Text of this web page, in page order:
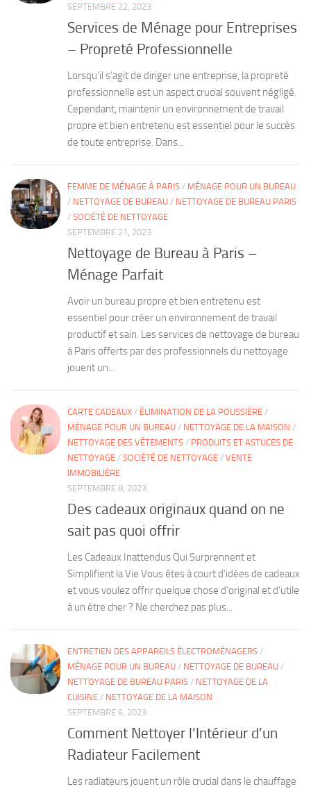
SEPTEMBRE 22, 2023
Services de Ménage pour Entreprises
– Propreté Professionnelle
Lorsqu’il s’agit de diriger une entreprise, la propreté
professionnelle est un aspect crucial souvent négligé.
Cependant, maintenir un environnement de travail
propre et bien entretenu est essentiel pour le succès
de toute entreprise. Dans...
FEMME DE MÉNAGE À PARIS / MÉNAGE POUR UN BUREAU
/ NETTOYAGE DE BUREAU / NETTOYAGE DE BUREAU PARIS
/ SOCIÉTÉ DE NETTOYAGE
SEPTEMBRE 21, 2023
Nettoyage de Bureau à Paris –
Ménage Parfait
Avoir un bureau propre et bien entretenu est
essentiel pour créer un environnement de travail
productif et sain. Les services de nettoyage de bureau
à Paris offerts par des professionnels du nettoyage
jouent un...
CARTE CADEAUX / ÉLIMINATION DE LA POUSSIÈRE /
MÉNAGE POUR UN BUREAU / NETTOYAGE DE LA MAISON /
NETTOYAGE DES VÊTEMENTS / PRODUITS ET ASTUCES DE
NETTOYAGE / SOCIÉTÉ DE NETTOYAGE / VENTE
IMMOBILIÈRE
SEPTEMBRE 8, 2023
Des cadeaux originaux quand on ne
sait pas quoi offrir
Les Cadeaux Inattendus Qui Surprennent et
Simplifient la Vie Vous êtes à court d’idées de cadeaux
et vous voulez offrir quelque chose d’original et d’utile
à un être cher ? Ne cherchez pas plus...
ENTRETIEN DES APPAREILS ÉLECTROMÉNAGERS /
MÉNAGE POUR UN BUREAU / NETTOYAGE DE BUREAU /
NETTOYAGE DE BUREAU PARIS / NETTOYAGE DE LA
CUISINE / NETTOYAGE DE LA MAISON
SEPTEMBRE 6, 2023
Comment Nettoyer l’Intérieur d’un
Radiateur Facilement
Les radiateurs jouent un rôle crucial dans le chauffage